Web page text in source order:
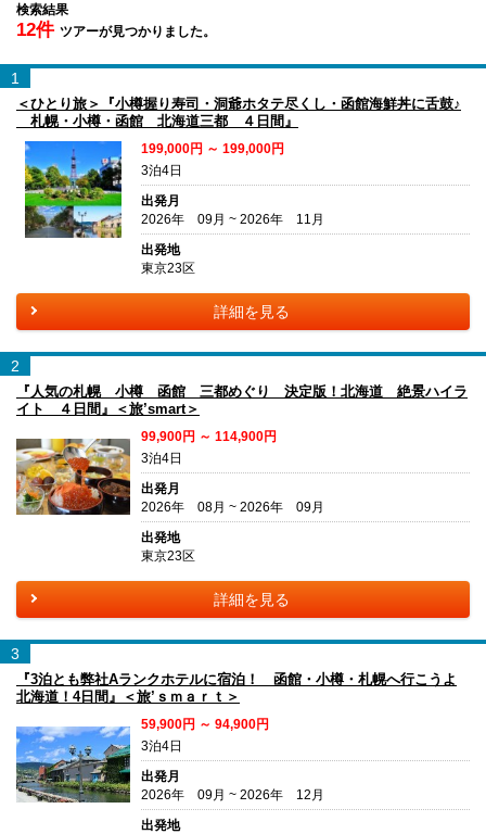
検索結果
12件 ツアーが見つかりました。
1
＜ひとり旅＞『小樽握り寿司・洞爺ホタテ尽くし・函館海鮮丼に舌鼓♪
札幌・小樽・函館 北海道三都 ４日間』
199,000円 ～ 199,000円
3泊4日
出発月
2026年 09月 ~ 2026年 11月
出発地
東京23区
詳細を見る
2
『人気の札幌 小樽 函館 三都めぐり 決定版！北海道 絶景ハイラ
イト ４日間』＜旅’smart＞
99,900円 ～ 114,900円
3泊4日
出発月
2026年 08月 ~ 2026年 09月
出発地
東京23区
詳細を見る
3
『3泊とも弊社Aランクホテルに宿泊！ 函館・小樽・札幌へ行こうよ
北海道！4日間』＜旅’ｓｍａｒｔ＞
59,900円 ～ 94,900円
3泊4日
出発月
2026年 09月 ~ 2026年 12月
出発地